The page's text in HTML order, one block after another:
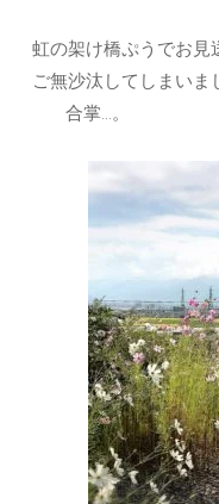
虹の架け橋ぷうでお見
ご無沙汰してしまいま
合掌…。